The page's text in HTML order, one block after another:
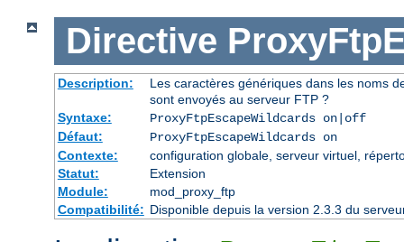
Directive
Description:
Les caractères génériques dans les noms
sont envoyés au serveur FTP ?
Syntaxe:
ProxyFtpEscapeWildcards on|off
Défaut:
ProxyFtpEscapeWildcards on
Contexte:
configuration globale, serveur virtuel,
Statut:
Extension
Module:
mod_proxy_ftp
Compatibilité: Disponible depuis la version 2.3.3 du